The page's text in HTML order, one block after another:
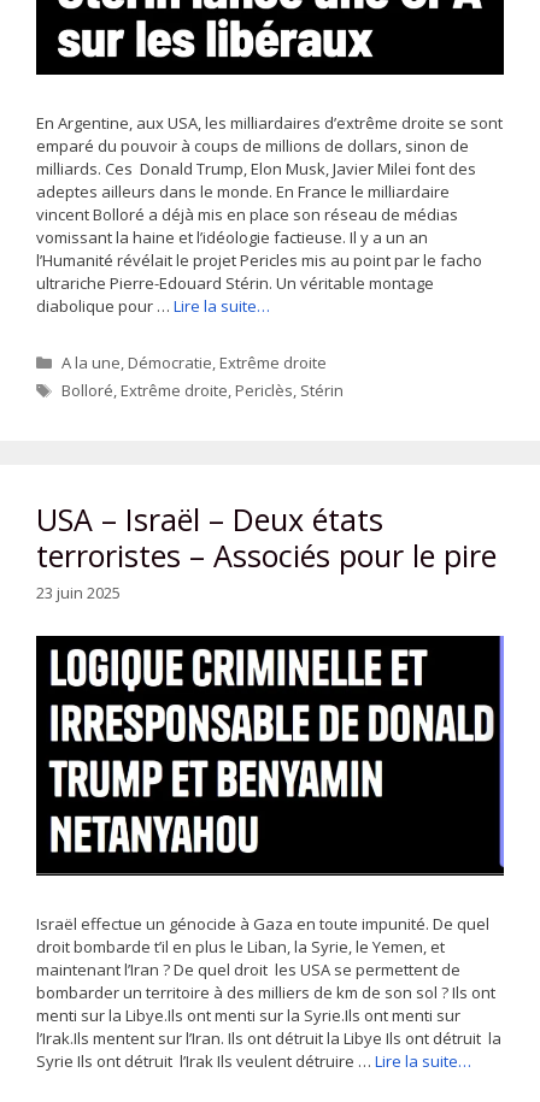
En Argentine, aux USA, les milliardaires d’extrême droite se sont
emparé du pouvoir à coups de millions de dollars, sinon de
milliards. Ces Donald Trump, Elon Musk, Javier Milei font des
adeptes ailleurs dans le monde. En France le milliardaire
vincent Bolloré a déjà mis en place son réseau de médias
vomissant la haine et l’idéologie factieuse. Il y a un an
l’Humanité révélait le projet Pericles mis au point par le facho
ultrariche Pierre-Edouard Stérin. Un véritable montage
diabolique pour … Lire la suite…
Catégories
A la une,Démocratie,Extrême droite
Étiquettes
Bolloré,Extrême droite,Periclès, Stérin
USA – Israël – Deux états
terroristes – Associés pour le pire
23 juin 2025
Israël effectue un génocide à Gaza en toute impunité. De quel
droit bombarde t’il en plus le Liban, la Syrie, le Yemen, et
maintenant l’Iran ? De quel droit les USA se permettent de
bombarder un territoire à des milliers de km de son sol ? Ils ont
menti sur la Libye.Ils ont menti sur la Syrie.Ils ont menti sur
l’Irak.Ils mentent sur l’Iran. Ils ont détruit la Libye Ils ont détruit la
Syrie Ils ont détruit l’Irak Ils veulent détruire … Lire la suite…